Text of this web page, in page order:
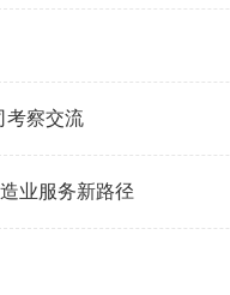
考察交流
业服务新路径